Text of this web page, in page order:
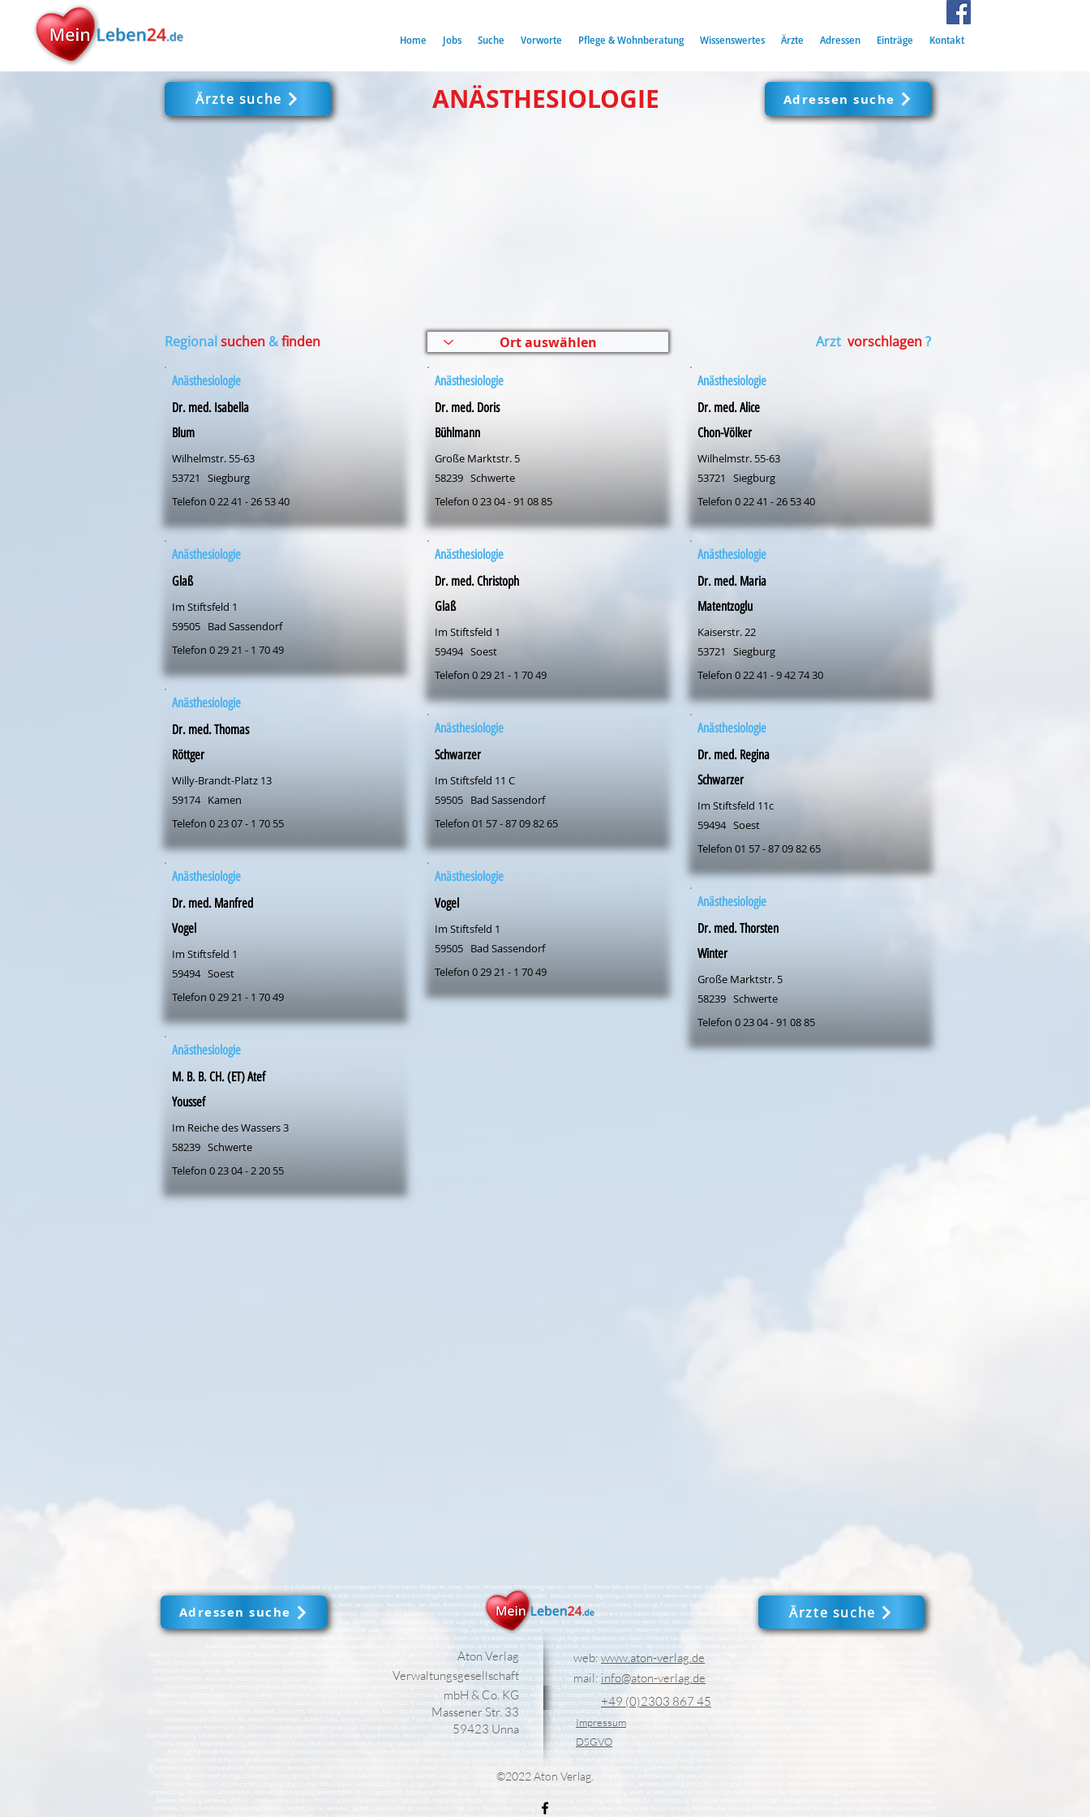
Home Jobs Suche Vorworte Pflege & Wohnberatung Wissenswertes Ärzte Adressen Einträge Kontakt
ANÄSTHESIOLOGIE Adressen suche
Ärzte suche
Regional suchen &finden Arzt vorschlagen?
Anästhesiologie
Dr. med. Isabella
Blum
Wilhelmstr. 55-63
53721
Siegburg
Telefon 0 22 41 - 26 53 40
Anästhesiologie
Glaß
Im Stiftsfeld 1
59505 Bad Sassendorf
Telefon 0 29 21 - 1 70 49
Anästhesiologie
Dr. med. Thomas
Röttger
Willy-Brandt-Platz 13
59174 Kamen
Telefon 0 23 07 - 1 70 55
Anästhesiologie
Dr. med. Manfred
Vogel
Im Stiftsfeld 1
59494 Soest
Telefon 0 29 21 - 1 70 49
Anästhesiologie
M. B. B. CH. (ET) Atef
Youssef
Im Reiche des Wassers 3
58239 Schwerte
Telefon 0 23 04 - 2 20 55
Anästhesiologie
Dr. med. Doris
Bühlmann
Große Marktstr. 5
58239 Schwerte
Telefon 0 23 04 - 91 08 85
Anästhesiologie
Dr. med. Christoph
Glaß
Im Stiftsfeld 1
59494 Soest
Telefon 0 29 21 - 1 70 49
Anästhesiologie
Schwarzer
Im Stiftsfeld 11 C
59505 Bad Sassendorf
Telefon 01 57 - 87 09 82 65
Anästhesiologie
Vogel
Im Stiftsfeld 1
59505 Bad Sassendorf
Telefon 0 29 21 - 1 70 49
Anästhesiologie
Dr. med. Alice
Chon-Völker
Wilhelmstr. 55-63
53721
Siegburg
Telefon 0 22 41 - 26 53 40
Anästhesiologie
Dr. med. Maria
Matentzoglu
Kaiserstr. 22
53721
Siegburg
Telefon 0 22 41 - 9 42 74 30
Anästhesiologie
Dr. med. Regina
Schwarzer
Im Stiftsfeld 11c
59494 Soest
Telefon 01 57 - 87 09 82 65
Anästhesiologie
Dr. med. Thorsten
Winter
Große Marktstr. 5
58239 Schwerte
Telefon 0 23 04 - 91 08 85
MeinLeben24.de - Das Portal rund um Gesundheit, Vorsorge & Ruhestand und Seniorenwegweiser für Unna, Kamen, Bergkamen, Lünen, Hamm, Holzwickede, Fröndenberg, Iserlohn, Dortmund, Werne, Selm, Bönen, Schwerte, Witten, Menden, Soest, Möhnesee, Lippstadt, Lippetal, Lingen, Sankt Augustin, Siegburg, Bad Sassendorf, Wickede, Werl,
Münster, Paderborn, Rünthe, Hemer, Köln, Bochum, Essen u.v.m. Hier finden man: Notruf Nummern, Altenheime, Pflegeheime, Ambulante Pflege, Apotheken, Bestatter, Betreutes Wohnen, Ergotherapie, Fitness-Studio, Hebammen, Homöopathie, Naturheilkunde, Krankenfahrten, Krankenhaus, Krankenkassen, Logopädie, medizinische
Fusspflege, Physiotherapie, Rechtsanwalt, Notar, Sanitätshaus, Steuerberater, Taxi, Ärzte, Anästhesiologie, Augenarzt, Frauenarzt, Hals-Nasen-Ohrenarzt, Hautarzt, Kinderarzt, Neurologe, Psychologe, Radiologie, Tierarzt, Dentallabor, Zahnarzt, Urologe - Mein Leben 24 #
JobX24.nrw, jobX24.de und MeinLeben24.de sind führende Portale für Jobs, Gesundheit, Vorsorge und den Ruhestand in Nordrhein-Westfalen (NRW). Unsere Reichweite erstreckt sich über Städte wie Unna, Kamen, Bergkamen, Lünen, Hamm, Holzwickede, Fröndenberg, Iserlohn, Dortmund, Werne, Selm, Bönen, Schwerte, Witten, Menden,
Soest, Möhnesee, Lippstadt, Lippetal, Lingen, Sankt Augustin, Siegburg, Bad Sassendorf, Wickede, Werl, Münster, Paderborn, Rünthe, Hemer, Köln, Bochum, Essen und viele weitere.
Wir bieten eine Fülle von Dienstleistungen und Einrichtungen, von Notrufnummern über Altenheime, Pflegeheime, ambulante Pflege, Apotheken, Bestatter, betreutes Wohnen, Ergotherapie, Fitness-Studios, Hebammen, Homöopathie, Naturheilkunde, Krankenfahrten, Krankenhäuser, Krankenkassen, Logopädie, medizinische Fußpflege,
Physiotherapie, Rechtsanwälte, Notare, Sanitätshäuser, Steuerberater bis hin zu Taxis. Unsere Palette von Ärzten und Fachärzten umfasst Anästhesiologie, Augenarzt, Frauenarzt, Hals-Nasen-Ohrenarzt, Hautarzt, Kinderarzt, Neurologe, Psychologe, Radiologe, Tierarzt, Dentallabor und Urologe.
Zusätzlich zu unseren umfassenden Gesundheitsdienstleistungen bieten wir ein breites Spektrum an Jobangeboten und freien Stellen für Pflegekräfte, Aushilfen, Auszubildende und mehr. MeinLeben24.de ist Ihre zentrale Anlaufstelle für alles rund um Beruf, Gesundheit und Lebensqualität.
Unser Ziel ist es, Ihnen bei der Jobsuche, der Stellensuche oder der Suche nach Gesundheitsdienstleistungen in ganz NRW zu helfen, um Ihnen ein komfortables und effizientes Erlebnis zu bieten. Hier finden man: Notruf Nummern, Altenheime, Pflegeheime, Ambulante Pflege, Apotheken, Bestatter, Betreutes Wohnen, Ergotherapie, Fitness-
Studio, Hebammen, Homöopathie, Naturheilkunde, Krankenfahrten, Krankenhaus, Krankenkassen, Logopädie, medizinische Fusspflege, Physiotherapie, Rechtsanwalt, Notar, Sanitätshaus, Steuerberater, Taxi, Ärzte, Anästhesiologie, Augenarzt, Frauenarzt, Hals-Nasen-Ohrenarzt, Hautarzt, Kinderarzt, Neurologe, Psychologe, Radiologie, Tierarzt,
Dentallabor, Zahnarzt, Urologe - Mein Leben 24 Job Jobs Mitarbeiter freie Stellen freie Stelle Personal Angestellte Pflegekräfte Aushilfe, Aushilfen, Auszubildene Ausbildung Stellenangebot, Karriere, Bewerbung, Lebenslauf, Berufserfahrung, Qualifikationen, Kompetenzen, Fähigkeiten, Arbeitsplatz, Arbeitsvertrag, Vollzeit, Teilzeit, Festanstellung,
Freelancer, Praktikum, Ausbildung, Weiterbildung, Entwicklungsmöglichkeiten, Aufstiegsmöglichkeiten, Gehalt, Benefits, Arbeitsbedingungen, Arbeitszeit, Flexibilität, Homeoffice, Teamarbeit, Eigenverantwortung, Kommunikationsfähigkeit, Teamfähigkeit, Problemlösungskompetenz, Kreativität, Belastbarkeit, Stressresistenz, Zielorientierung,
Kundenorientierung, Vertrieb, Marketing, Finanzen, Buchhaltung, Controlling, Projektmanagement, Führungserfahrung, Mitarbeiterführung, Personalentwicklung, Recruiting, Mitarbeiterbindung, Diversity, Inklusion, Nachhaltigkeit, Umweltschutz, Soziale Verantwortung, Ethik, Innovation, Technologie, Digitalisierung, IT-Kenntnisse,
Programmierung, Datenanalyse, Künstliche Intelligenz, Maschinelles Lernen, Cybersecurity, Datenschutz, Cloud Computing, E-Commerce, Online-Marketing, Social Media, Content Management, Webentwicklung, App-Entwicklung, UX-Design, UI-Design, Grafikdesign, Videoproduktion, Fotografie, Medienproduktion, Journalismus, Redaktion,
Public Relations, Eventmanagement, Tourismus, Hotellerie, Gastronomie, Rezeption, Kundenservice, Verkauf, Einzelhandel, Logistik, Lagerarbeit, Transport, Supply Chain Management, Produktion, Fertigung, Qualitätssicherung, Lean Management, Six Sigma, Gesundheitswesen, Pflege, Medizin, Therapie, Forschung, Diagnose, Behandlung,
Symptome, Medikamente, Therapie, Patienten, Krankheit, Gesundheit, Untersuchung, Laborergebnisse, Anamnese, Arztpraxis, Krankenhaus, Fachgebiet, Medizinische Versorgung, Patientenaufklärung, Prävention, Rehabilitation, Gesundheitsvorsorge, Notfallmedizin, Operation, Chirurgie, Schmerztherapie, Immunsystem, Infektion, Virus, Bakterien,
Krankheitsursachen, Blutdruck, Herz-Kreislauf-Erkrankungen, Diabetes, Krebs, Allergien, Asthma, Neurologie, Psychiatrie, Psychosomatik, Demenz, Alzheimer, Parkinson, Multiple Sklerose, Rheuma, Gelenkerkrankungen, Osteoporose, Magen-Darm-Erkrankungen, Hepatitis, Lebererkrankungen, Nierenerkrankungen, Harnwegsinfektionen,
Endokrinologie, Hormonstörungen, Schilddrüse, Andrologie, Urologie, Gynäkologie, Schwangerschaft, Geburtshilfe, Kinderheilkunde, Pädiatrie, Impfungen, Immunisierung, Infektionskrankheiten, Tropenmedizin, Reisemedizin, Ernährungsberatung, Adipositas, Essstörungen, Suchterkrankungen, Drogenmissbrauch, Alkoholismus,
Tinnitus, Hörgeräte, Hörgeräteanpassung, Hörsturz, Physiotherapie, Rehabilitation, Sportmedizin, Bewegungsapparat, Sportverletzungen, Ergotherapie, Arzt, Chirurg, Neurologe, Psychiater, Allgemeinmediziner, Internist, Kinderarzt, Frauenarzt, Orthopäde, Kardiologe, Onkologe, Dermatologe, HNO-Arzt, Urologe, Augenarzt, Zahnarzt, Anästhesist,
Wildtierbiologe, Wildtierarzt, Zoologe, Zootierarzt, Forscher, Biologe, Chemiker, Physiker, Mathematiker, Ingenieur, Architekt, Bauingenieur, Elektroingenieur, Maschinenbauingenieur, Informatiker, Programmierer, Webentwickler, Datenanalyst, Statistiker, Umweltwissenschaftler, Geologe, Astronom, Psychologe, Sozialarbeiter, Pädagoge, Lehrer,
Professor, Berater, Coach, Anstellung, Beschäftigung, Tätigkeit, Beruf, Stelle, Position, Arbeitsplatz, Funktion, Aufgabe, Arbeitsstelle, Beschäftigungsverhältnis, Arbeit, Broterwerb, Karriere, Laufbahn, Profession, Handwerk, Berufung, Amt, Dienst, Arbeitgeber, Arbeitsverhältnis, Verdienst, Beschäftigungsangebot, Engagement, Posten, Rolle,
Gewerbe, Handlung, Handwerk, Laufbahn, Lebensunterhalt, Mission, Pflicht, Planstelle, Profession, Rolle, Tagesgeschäft, Tätigkeitsfeld, Tätigkeit, Verdienst, Verpflichtung, Verwendung, Verrichtung, Vertrag, Vertrieb, Ziel, Arbeitsleistung, Arbeitsplatz, Arbeitsverhältnis, Aufgabe, Auftrag, Beruf, Berufung, Beschäftigung, Bestimmung, Betätigung,
Broterwerb, Dienst, Dienstleistung, Einstellung, Funktion, Geschäft, Handel, Handwerk, Laufbahn, Lebensunterhalt, Mission, Pflicht, Plan, Stelle, Tätigkeit, Verpflichtung, Vertrag, Verwendung, Ziel, Aachen, Ahaus, Ahlen, Alsdorf, Arnsberg, Attendorn, Bad Berleburg, Bad Driburg, Bad Honnef, Bad Laasphe, Bad Lippspringe, Bad Oeynhausen, Bad
Adressen suche
Aton Verlag
Verwaltungsgesellschaft
mbH & Co. KG
Massener Str. 33
59423 Unna
mail: info@aton-verlag.de
web: www.aton-verlag.de
+49 (0)2303 867 45
Impressum
DSGVO
Ärzte suche
©2022 Aton Verlag.